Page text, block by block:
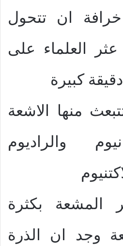
خرافة ان تتحول
عثر العلماء على
كبيرة
منها الاشعة
والراديوم
المشعة بكثرة
وجد ان الذرة